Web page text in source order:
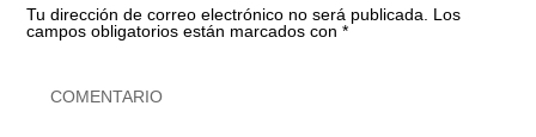
Tu dirección de correo electrónico no será publicada.
Los
campos obligatorios están marcados con*